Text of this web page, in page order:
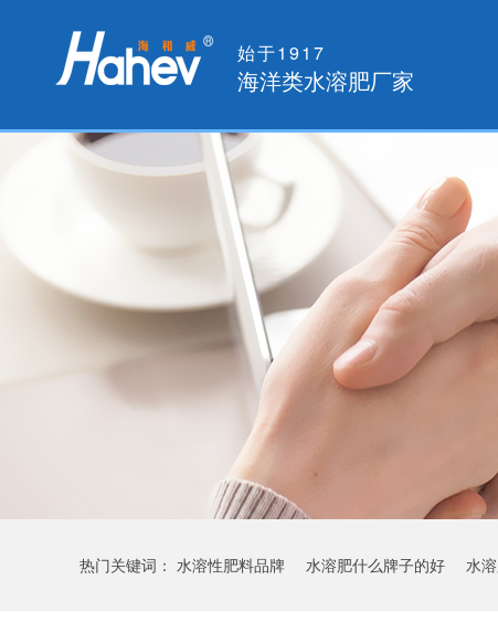
始于1917
海洋类水溶肥厂家
热门关键词： 水溶性肥料品牌 水溶肥什么牌子的好 水